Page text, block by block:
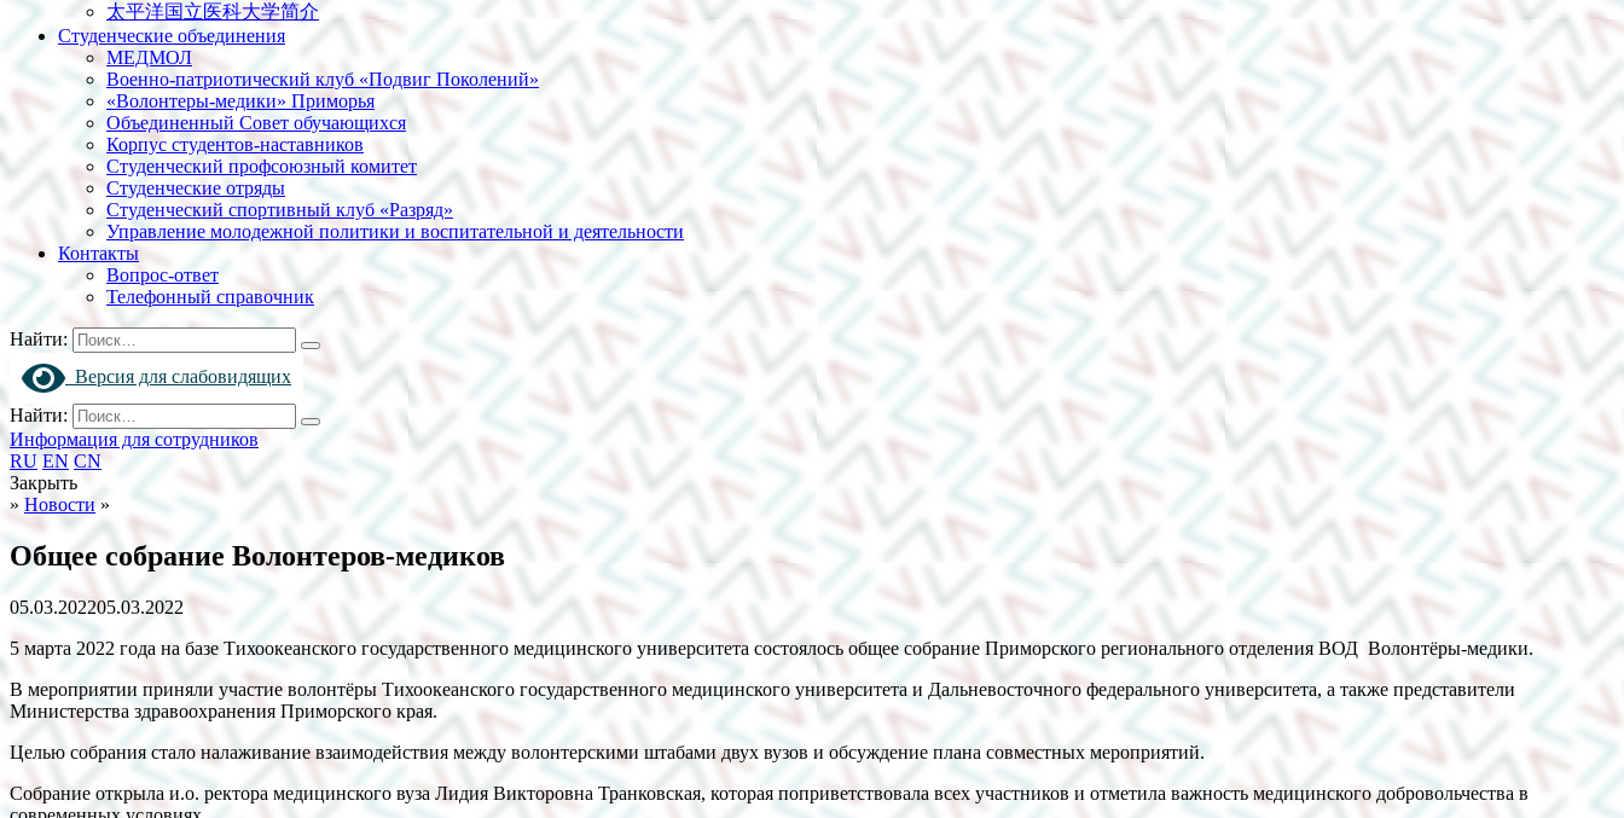
太平洋国立医科大学简介
Студенческие объединения
МЕДМОЛ
Военно-патриотический клуб «Подвиг Поколений»
«Волонтеры-медики» Приморья
Объединенный Совет обучающихся
Корпус студентов-наставников
Студенческий профсоюзный комитет
Студенческие отряды
Студенческий спортивный клуб «Разряд»
Управление молодежной политики и воспитательной и деятельности
Контакты
Вопрос-ответ
Телефонный справочник
Найти:
Версия для слабовидящих
Найти:
Информация для сотрудников
RU EN CN
Закрыть
» Новости »
Общее собрание Волонтеров-медиков
05.03.202205.03.2022
5 марта 2022 года на базе Тихоокеанского государственного медицинского университета состоялось общее собрание Приморского регионального отделения ВОД Волонтёры-медики.
В мероприятии приняли участие волонтёры Тихоокеанского государственного медицинского университета и Дальневосточного федерального университета, а также представители
Министерства здравоохранения Приморского края.
Целью собрания стало налаживание взаимодействия между волонтерскими штабами двух вузов и обсуждение плана совместных мероприятий.
Собрание открыла и.о. ректора медицинского вуза Лидия Викторовна Транковская, которая поприветствовала всех участников и отметила важность медицинского добровольчества в